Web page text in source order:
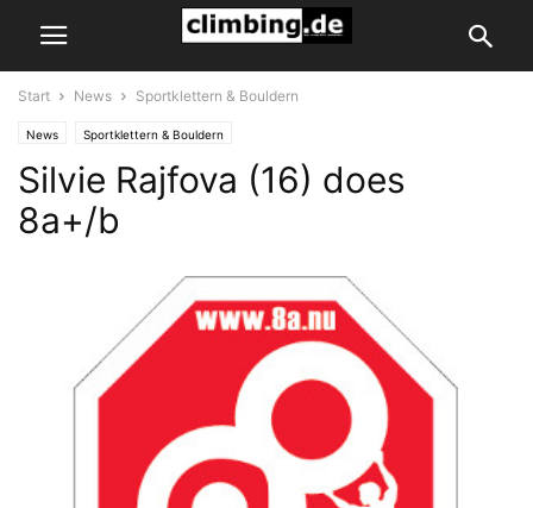
Start News Sportklettern & Bouldern
News Sportklettern & Bouldern
Silvie Rajfova (16) does
8a+/b